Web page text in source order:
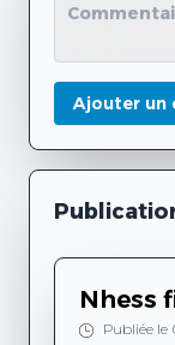
Ajouter un
Nhess
Publiée le